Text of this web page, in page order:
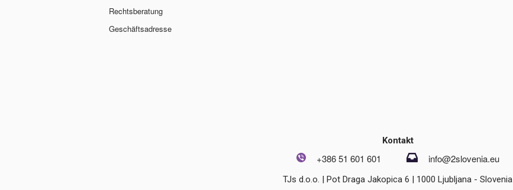
Rechtsberatung
Geschäftsadresse
Kontakt
+386 51 601 601 info@2slovenia.eu
TJs d.o.o. | Pot Draga Jakopica 6 | 1000 Ljubljana - Slovenia